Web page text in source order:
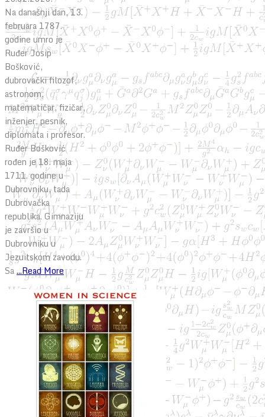
Na današnji dan, 13.
februara 1787.
godine umro je
Ruđer Josip
Bošković,
dubrovački filozof,
astronom,
matematičar, fizičar,
inženjer, pesnik,
diplomata i profesor.
Ruđer Bošković
rođen je 18. maja
1711. godine u
Dubrovniku, tada
Dubrovačka
republika. Gimnaziju
je završio u
Dubrovniku u
Jezuitskom zavodu.
Sa...Read More